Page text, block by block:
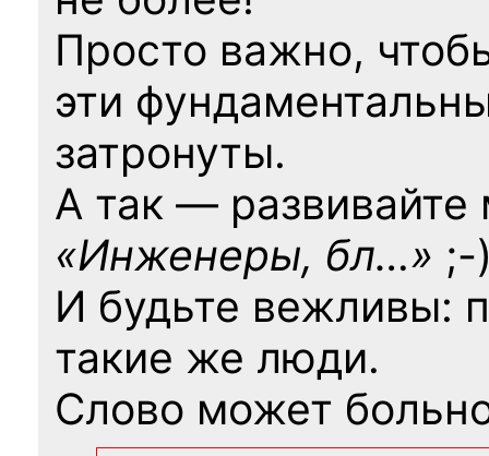
Просто важно,
эти
затронуты.
А так — развивайте
«Инженеры, бл…» ;-
И будьте вежливы:
такие же люди.
Слово может